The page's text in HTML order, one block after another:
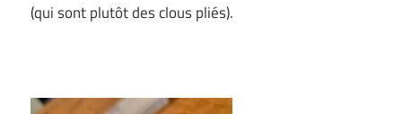
(qui sont plutôt des clous pliés).